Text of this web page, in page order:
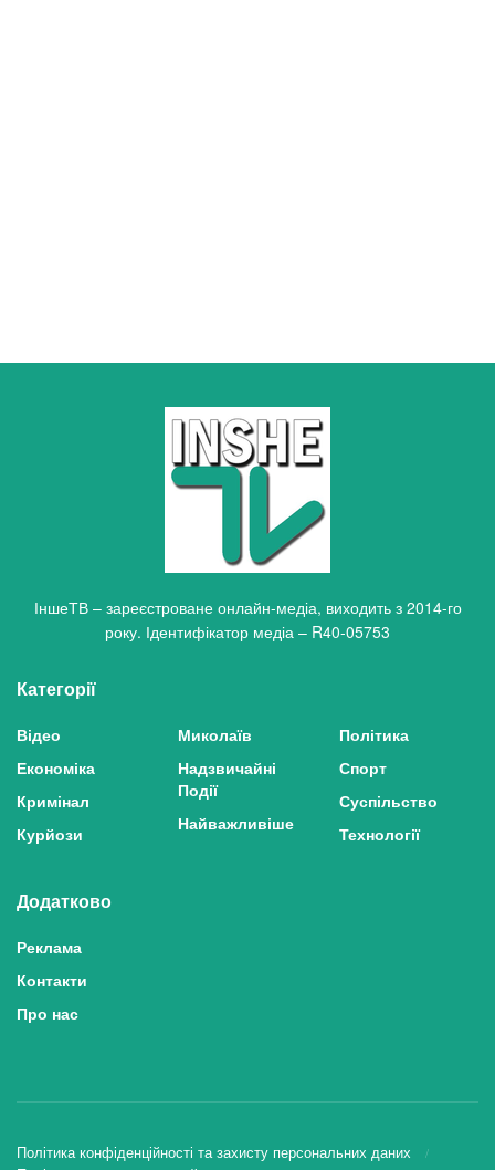
ІншеТВ – зареєстроване онлайн-медіа, виходить з 2014-го
року. Ідентифікатор медіа – R40-05753
Категорії
Відео
Економіка
Кримінал
Курйози
Миколаїв
Надзвичайні
Події
Найважливіше
Політика
Спорт
Суспільство
Технології
Додатково
Реклама
Контакти
Про нас
Політика конфіденційності та захисту персональних даних